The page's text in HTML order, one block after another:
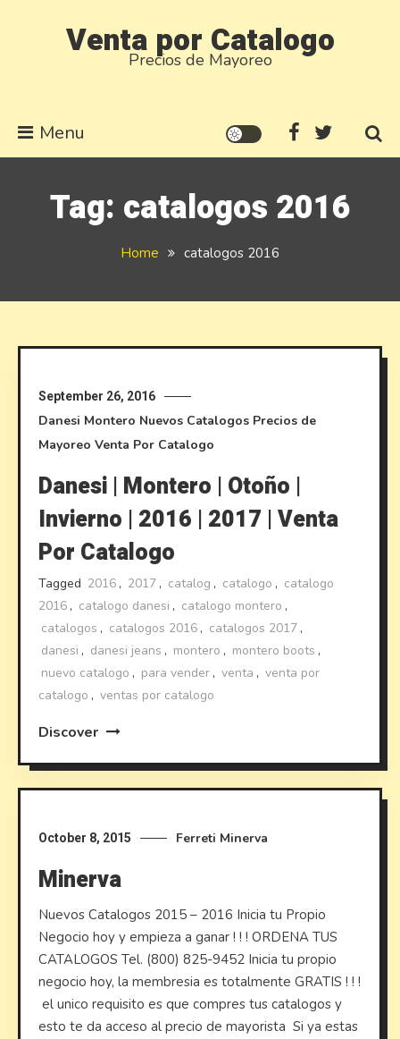
Venta por Catalogo
Precios de Mayoreo
Menu
Tag: catalogos 2016
Home catalogos 2016
September 26, 2016
Danesi Montero Nuevos Catalogos Precios de
Mayoreo Venta Por Catalogo
Danesi | Montero | Otoño |
Invierno | 2016 | 2017 | Venta
Por Catalogo
Tagged 2016 , 2017 , catalog , catalogo , catalogo
2016 , catalogo danesi , catalogo montero ,
catalogos , catalogos 2016 , catalogos 2017 ,
danesi , danesi jeans , montero , montero boots ,
nuevo catalogo , para vender , venta , venta por
catalogo , ventas por catalogo
Discover
October 8, 2015 Ferreti Minerva
Minerva
Nuevos Catalogos 2015 – 2016 Inicia tu Propio
Negocio hoy y empieza a ganar ! ! ! ORDENA TUS
CATALOGOS Tel. (800) 825-9452 Inicia tu propio
negocio hoy, la membresia es totalmente GRATIS ! ! !
el unico requisito es que compres tus catalogos y
esto te da acceso al precio de mayorista Si ya estas